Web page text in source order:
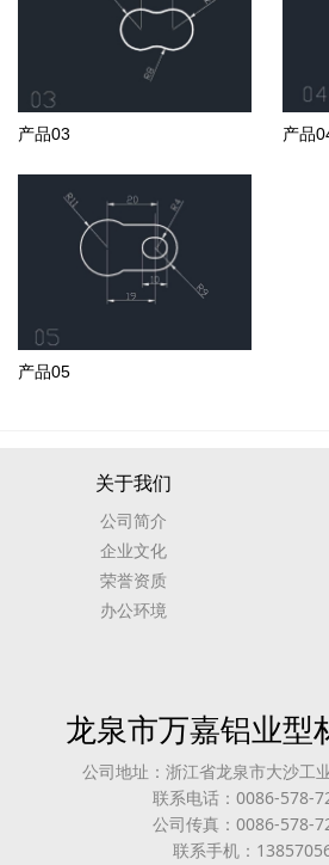
产品03 产品
产品05
关于我们
公司简介
企业文化
荣誉资质
办公环境
龙泉市万嘉铝业型
公司地址：浙江省龙泉市大沙工
联系电话：0086-578-
公司传真：0086-578-
联系手机：